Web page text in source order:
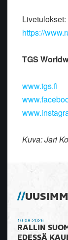
Livetulokset:
https://
TGS
www.tgs.fi
Kuva: Jari
10.08.2026
RALLIN
EDESSÄ